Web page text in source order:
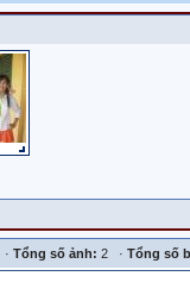
· Tổng số ảnh: 2 · Tổng số